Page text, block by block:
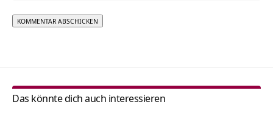
Das könnte dich auch interessieren